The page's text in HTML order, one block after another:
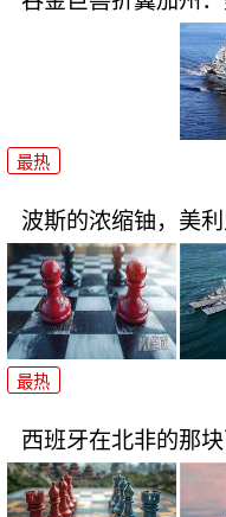
最热
波斯的浓缩铀，美
最热
西班牙在北非的那